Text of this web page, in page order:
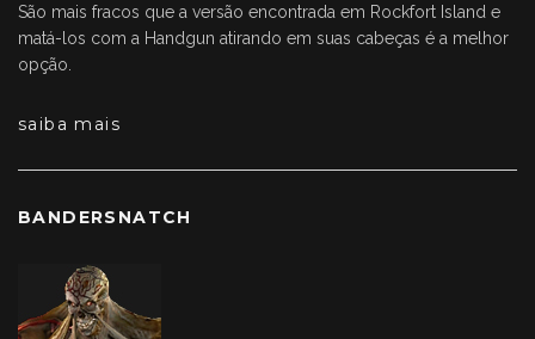
São mais fracos que a versão encontrada em Rockfort Island e
matá-los com a Handgun atirando em suas cabeças é a melhor
opção.
saiba mais
BANDERSNATCH